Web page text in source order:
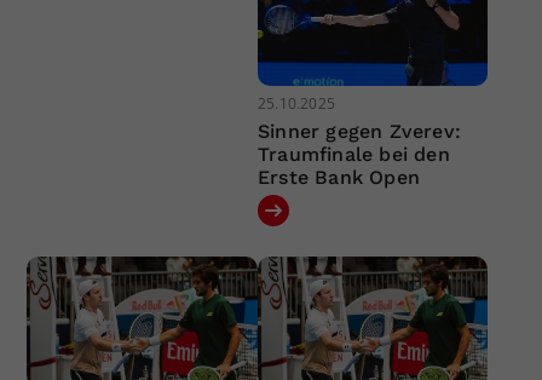
25.10.2025
Sinner gegen Zverev:
Traumfinale bei den
Erste Bank Open